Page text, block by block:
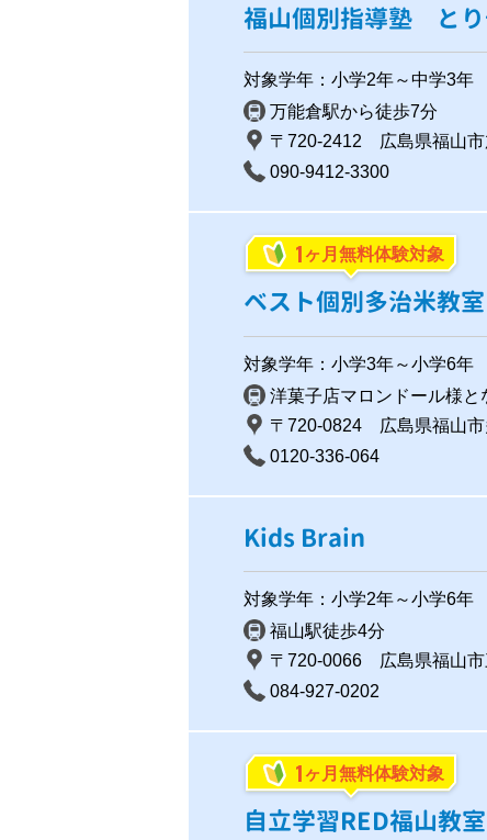
福山個別指導塾 とり
対象学年：小学2年～中学3年
万能倉駅から徒歩7分
〒720-2412 広島県福山市
090-9412-3300
1 ヶ月無料体験対象
ベスト個別多治米教室
対象学年：小学3年～小学6年
洋菓子店マロンドール様と
〒720-0824 広島県福山市
0120-336-064
Kids Brain
対象学年：小学2年～小学6年
福山駅徒歩4分
〒720-0066 広島県福山
084-927-0202
1 ヶ月無料体験対象
自立学習RED福山教室